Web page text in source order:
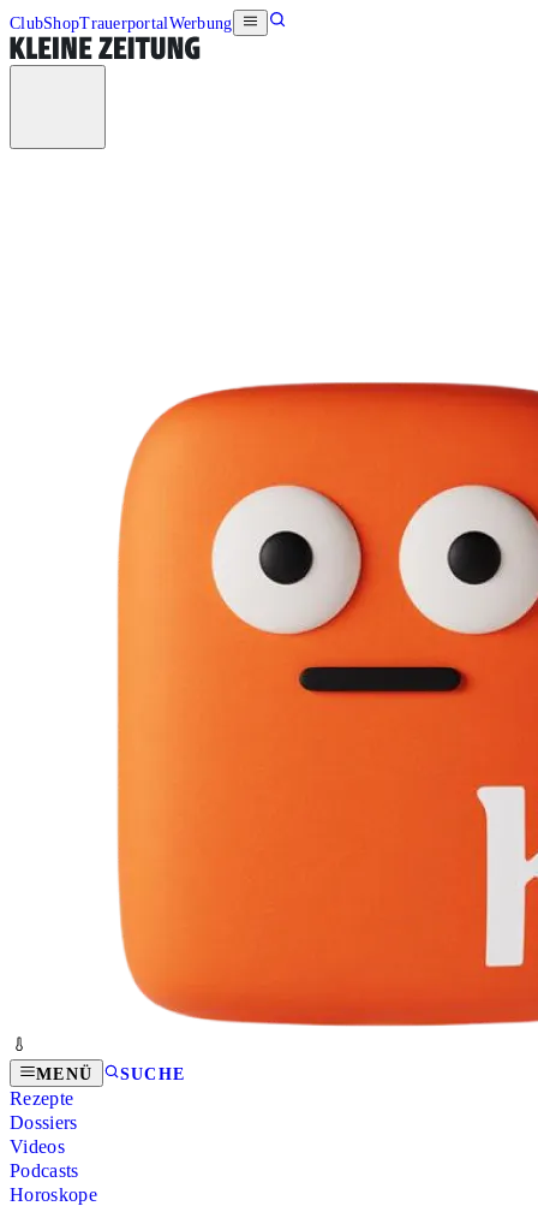
ClubShopTrauerportalWerbung
MENÜ SUCHE
Rezepte
Dossiers
Videos
Podcasts
Horoskope